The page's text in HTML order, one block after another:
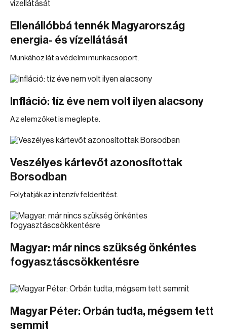
Ellenállóbbá tennék Magyarország
energia- és vízellátását
Munkához lát a védelmi munkacsoport.
Infláció: tíz éve nem volt ilyen alacsony
Az elemzőket is meglepte.
Veszélyes kártevőt azonosítottak
Borsodban
Folytatják az intenzív felderítést.
Magyar: már nincs szükség önkéntes
fogyasztáscsökkentésre
Magyar Péter: Orbán tudta, mégsem tett
semmit